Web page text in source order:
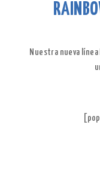
Nuestra nueva